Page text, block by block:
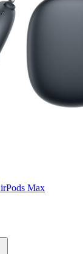
Max